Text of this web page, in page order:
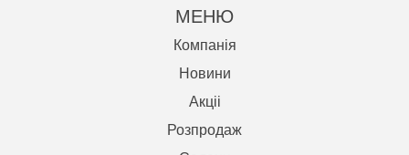
МЕНЮ
Компанія
Новини
Акцii
Розпродаж